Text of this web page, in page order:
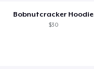
Bobnutcracker Hoodie
$30